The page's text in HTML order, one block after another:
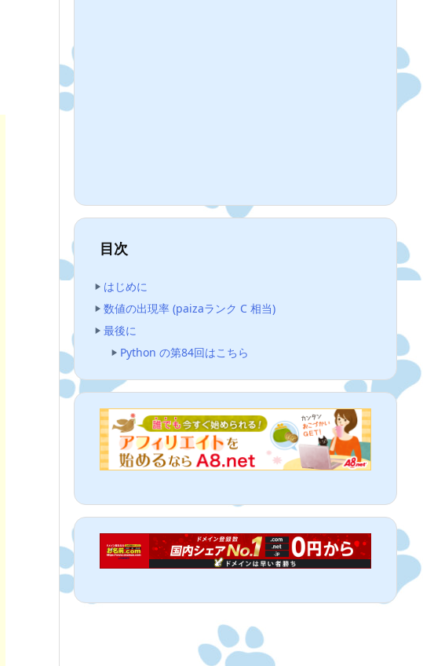
目次
はじめに
数値の出現率 (paizaランク C 相当)
最後に
Python の第84回はこちら